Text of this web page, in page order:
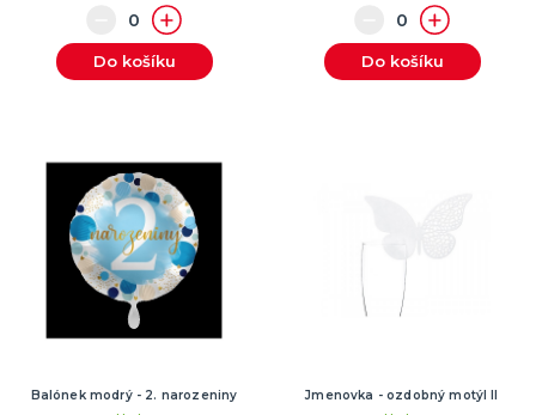
Do košíku Do košíku
Balónek modrý - 2. narozeniny Jmenovka - ozdobný motýl II